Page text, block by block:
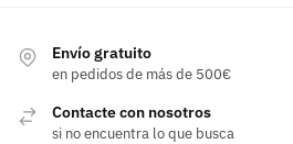
Envío gratuito
en pedidos de más de 500€
Contacte con nosotros
si no encuentra lo que busca